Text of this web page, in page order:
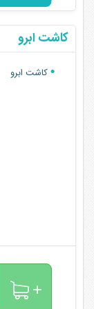
کاشت ابرو
کاشت ابرو